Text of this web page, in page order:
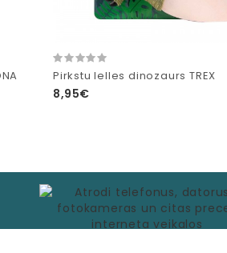
Pirkstu lelles dinozaurs TREX
8,95€